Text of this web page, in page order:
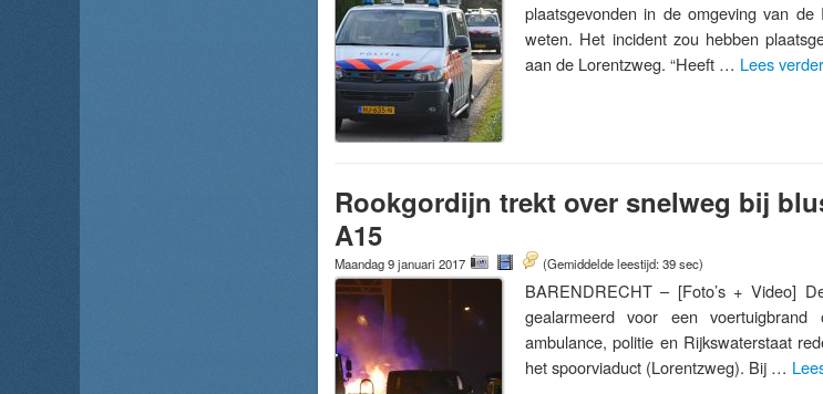
plaatsgevonden in de omgeving van
weten. Het incident zou hebben
aan de Lorentzweg. “Heeft … Lees verder
Rookgordijn trekt over snelweg bij
A15
Maandag 9 januari 2017 (Gemiddelde leestijd: 39 sec)
BARENDRECHT – [Foto’s + Video]
gealarmeerd voor een
ambulance, politie en Rijkswaterstaat
het spoorviaduct (Lorentzweg). Bij …